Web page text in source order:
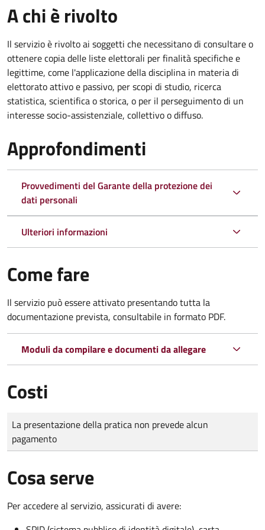
A chi è rivolto
Il servizio è rivolto ai soggetti che necessitano di consultare o
ottenere copia delle liste elettorali per finalità specifiche e
legittime, come l'applicazione della disciplina in materia di
elettorato attivo e passivo, per scopi di studio, ricerca
statistica, scientifica o storica, o per il perseguimento di un
interesse socio-assistenziale, collettivo o diffuso.
Approfondimenti
Provvedimenti del Garante della protezione dei
dati personali
Ulteriori informazioni
Come fare
Il servizio può essere attivato presentando tutta la
documentazione prevista, consultabile in formato PDF.
Moduli da compilare e documenti da allegare
Costi
Tipo di pagamento
Importo
La presentazione della pratica non prevede alcun
pagamento
Cosa serve
Per accedere al servizio, assicurati di avere: